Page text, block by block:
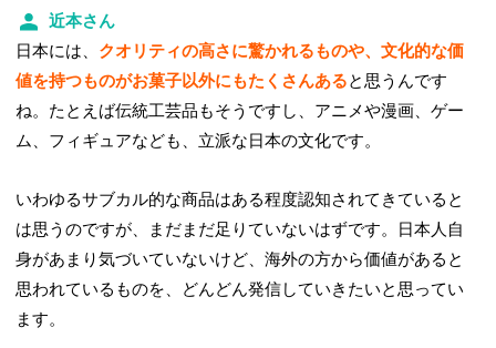
近本さん
日本には、 クオリティの高さに驚かれるものや、文化的な価
値を持つものがお菓子以外にもたくさんあると思うんです
ね。たとえば伝統工芸品もそうですし、アニメや漫画、ゲー
ム、フィギュアなども、立派な日本の文化です。
いわゆるサブカル的な商品はある程度認知されてきていると
は思うのですが、まだまだ足りていないはずです。日本人自
身があまり気づいていないけど、海外の方から価値があると
思われているものを、どんどん発信していきたいと思ってい
ます。